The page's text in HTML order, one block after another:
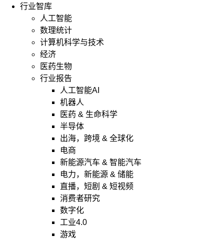
行业智库
人工智能
数理统计
计算机科学与技术
经济
医药生物
行业报告
人工智能AI
机器人
医药 & 生命科学
半导体
出海，跨境 & 全球化
电商
新能源汽车 & 智能汽车
电力，新能源 & 储能
直播，短剧 & 短视频
消费者研究
数字化
工业4.0
游戏